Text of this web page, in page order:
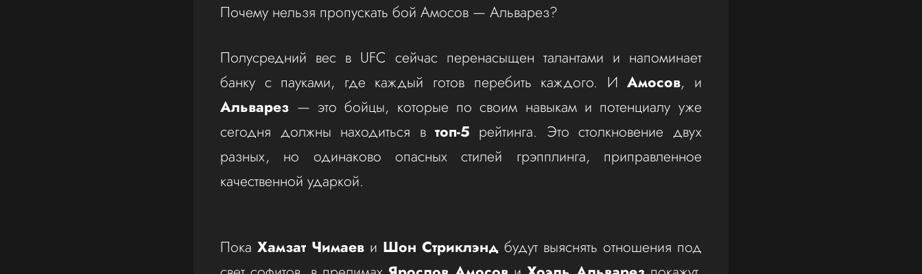
Почему нельзя пропускать бой Амосов — Альварез?
Полусредний вес в UFC сейчас перенасыщен талантами и напоминает
банку с пауками, где каждый готов перебить каждого. ИАмосов, и
Альварез — это бойцы, которые по своим навыкам и потенциалу уже
сегодня должны находиться в топ-5 рейтинга. Это столкновение двух
разных, но одинаково опасных стилей грэпплинга, приправленное
качественной ударкой.
ПокаХамзат Чимаев и Шон Стриклэнд будут выяснять отношения под